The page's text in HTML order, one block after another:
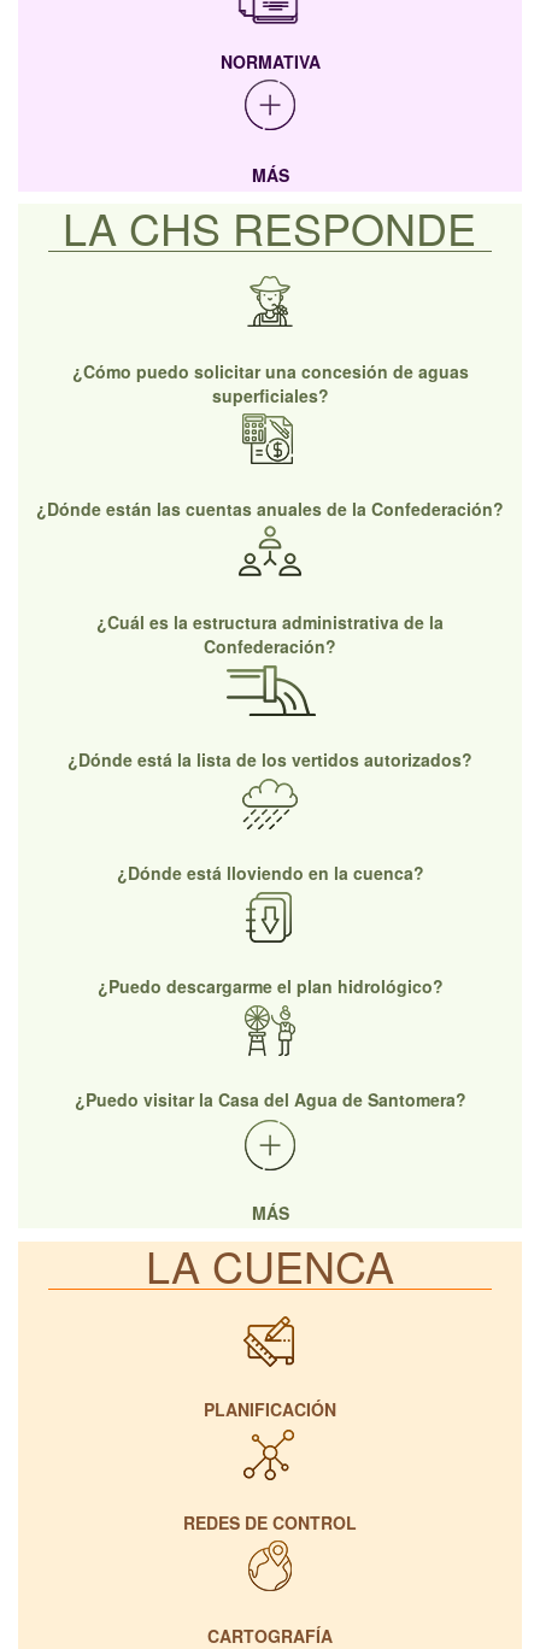
NORMATIVA
MÁS
LA CHS RESPONDE
¿Cómo puedo solicitar una concesión de aguas
superficiales?
¿Dónde están las cuentas anuales de la Confederación?
¿Cuál es la estructura administrativa de la
Confederación?
¿Dónde está la lista de los vertidos autorizados?
¿Dónde está lloviendo en la cuenca?
¿Puedo descargarme el plan hidrológico?
¿Puedo visitar la Casa del Agua de Santomera?
MÁS
LA CUENCA
PLANIFICACIÓN
REDES DE CONTROL
CARTOGRAFÍA